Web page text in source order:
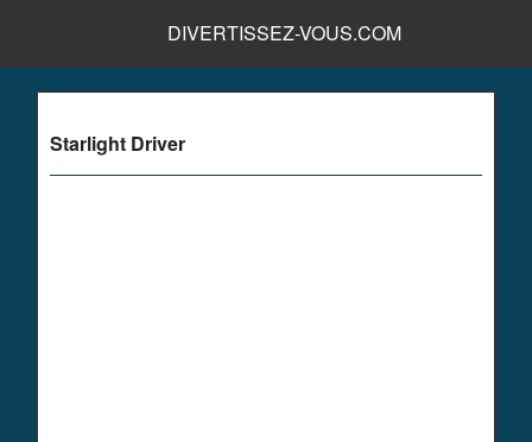
DIVERTISSEZ-VOUS.COM
Starlight Driver